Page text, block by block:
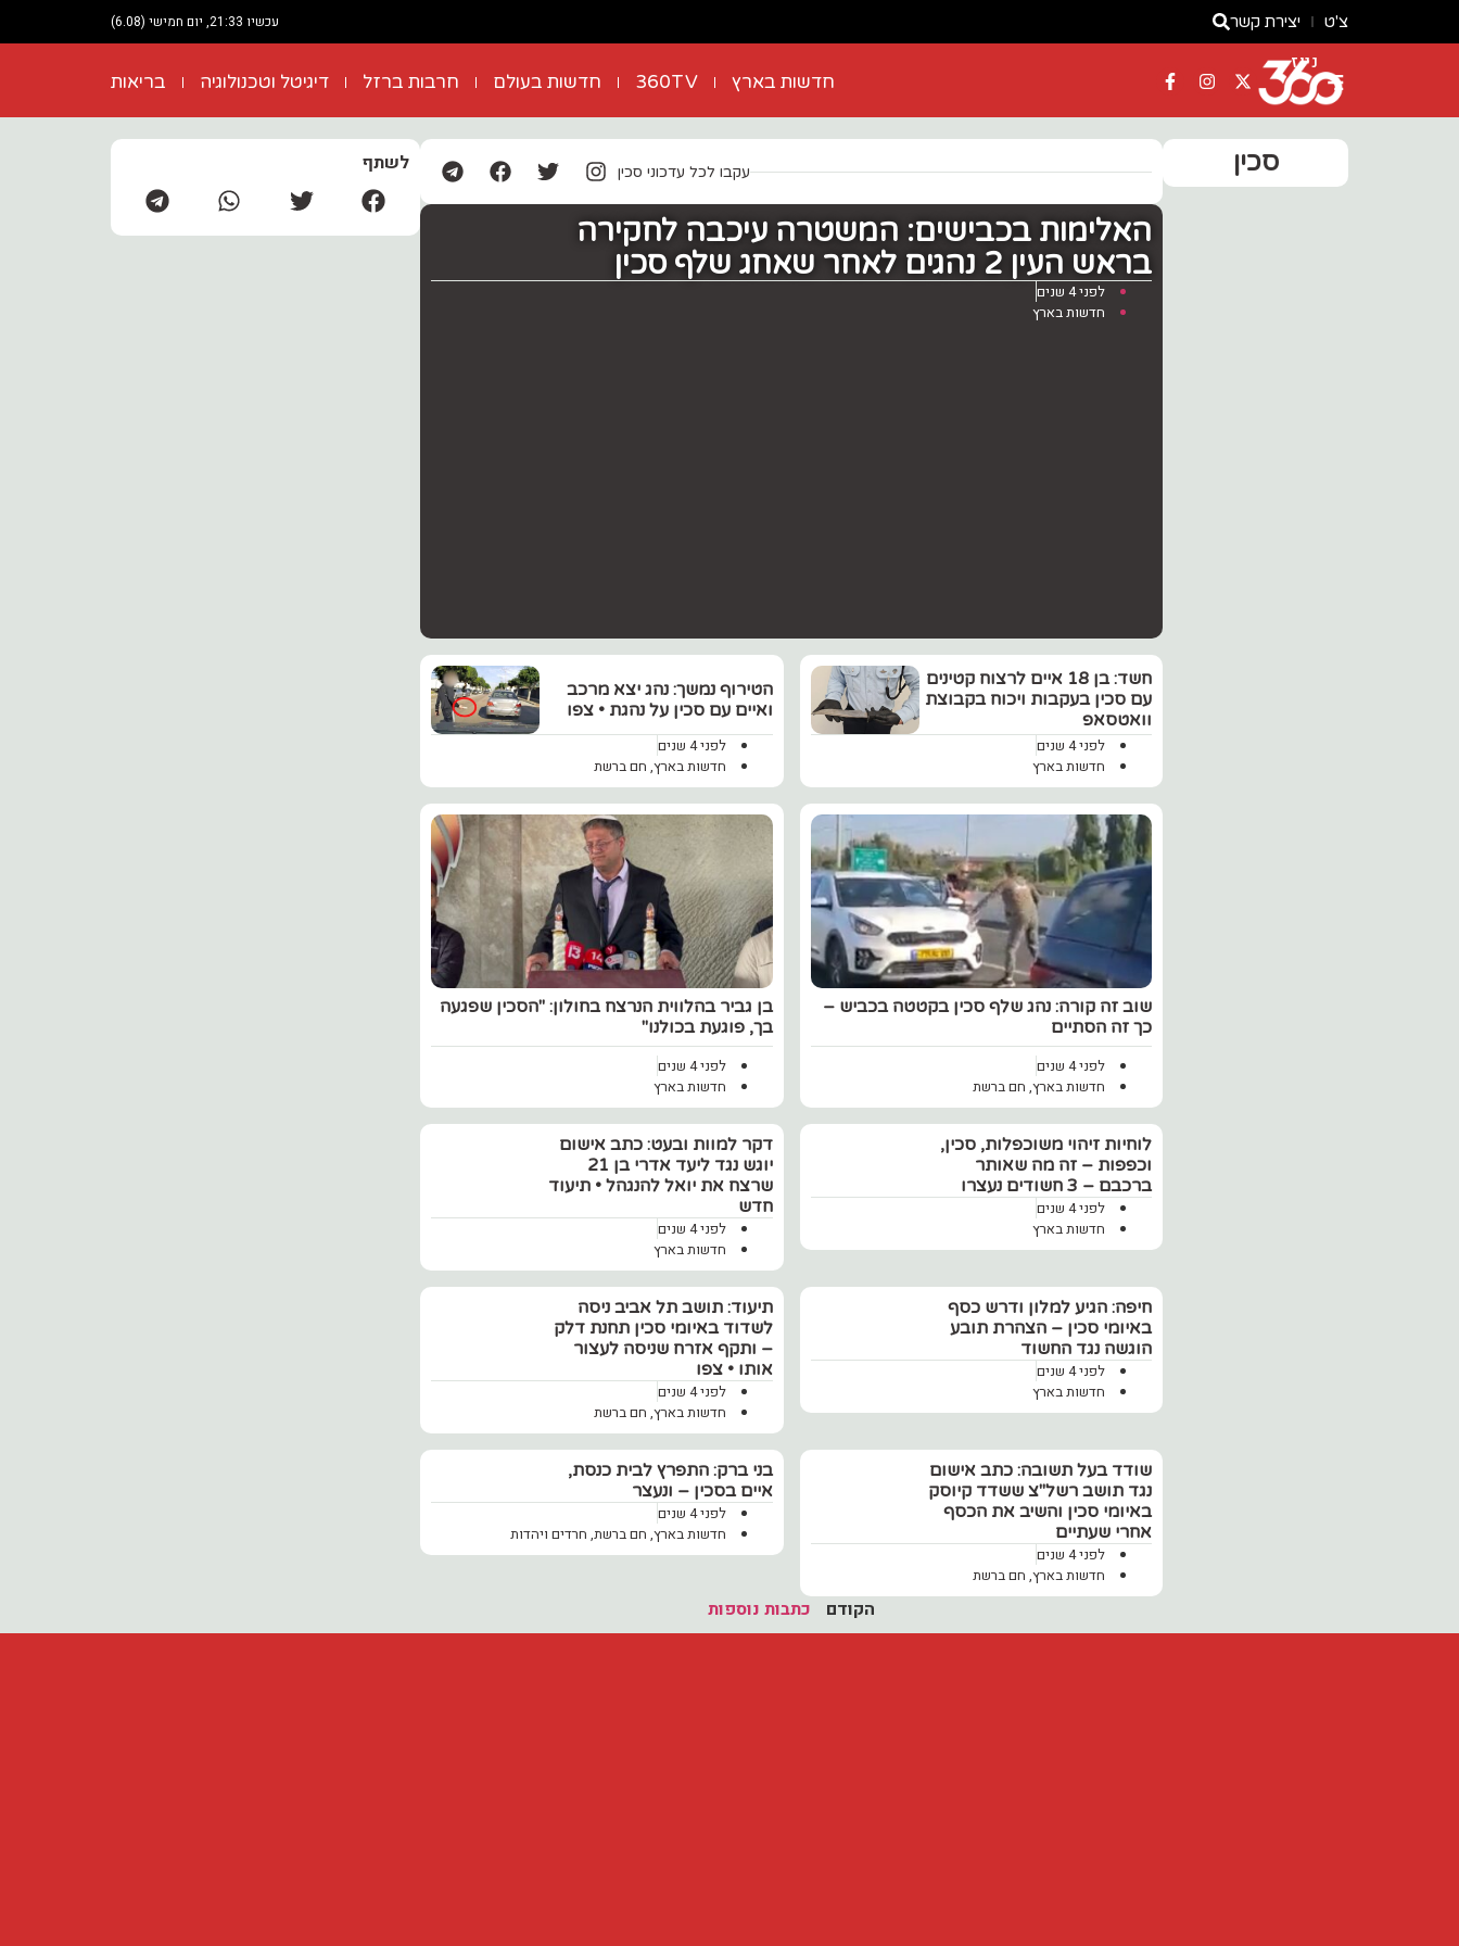
צ'ט יצירת קשר עכשיו 21:33, יום חמישי (6.08)
ניוז
חדשות בארץ 360TV חדשות בעולם חרבות ברזל דיגיטל וטכנולוגיה בריאות
סכין עקבו לכל עדכוני סכין
האלימות בכבישים: המשטרה עיכבה לחקירה
בראש העין 2 נהגים לאחר שאחג שלף סכין
לפני 4 שנים
חדשות בארץ
חשד: בן 18 איים לרצוח קטינים
עם סכין בעקבות ויכוח בקבוצת
וואטסאפ
לפני 4 שנים
חדשות בארץ
הטירוף נמשך: נהג יצא מרכב
ואיים עם סכין על נהגת • צפו
לפני 4 שנים
חדשות בארץ, חם ברשת
שוב זה קורה: נהג שלף סכין בקטטה בכביש –
כך זה הסתיים
לפני 4 שנים
חדשות בארץ, חם ברשת
בן גביר בהלווית הנרצח בחולון: "הסכין שפגעה
בך, פוגעת בכולנו"
לפני 4 שנים
חדשות בארץ
לוחיות זיהוי משוכפלות, סכין,
וכפפות – זה מה שאותר
ברכבם – 3 חשודים נעצרו
לפני 4 שנים
חדשות בארץ
דקר למוות ובעט: כתב אישום
יוגש נגד ליעד אדרי בן 21
שרצח את יואל להנגהל • תיעוד
חדש
לפני 4 שנים
חדשות בארץ
חיפה: הגיע למלון ודרש כסף
באיומי סכין – הצהרת תובע
הוגשה נגד החשוד
לפני 4 שנים
חדשות בארץ
תיעוד: תושב תל אביב ניסה
לשדוד באיומי סכין תחנת דלק
– ותקף אזרח שניסה לעצור
אותו • צפו
לפני 4 שנים
חדשות בארץ, חם ברשת
שודד בעל תשובה: כתב אישום
נגד תושב רשל"צ ששדד קיוסק
באיומי סכין והשיב את הכסף
אחרי שעתיים
לפני 4 שנים
חדשות בארץ, חם ברשת
בני ברק: התפרץ לבית כנסת,
איים בסכין – ונעצר
לפני 4 שנים
חדשות בארץ, חם ברשת, חרדים ויהדות
הקודם כתבות נוספות
לשתף